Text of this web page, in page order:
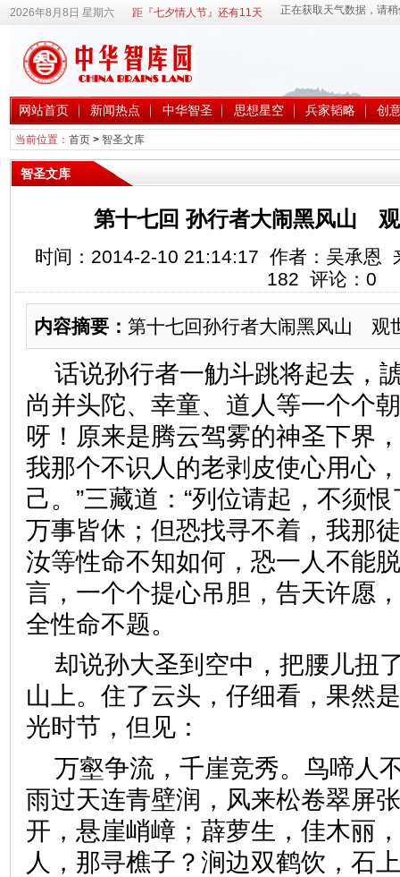
2026年8月8日 星期六 距『七夕情人节』还有11天
网站首页 新闻热点 中华智圣 思想星空 兵家韬略 创
当前位置： 首页> 智圣文库
智圣文库
第十七回 孙行者大闹黑风山
时间：2014-2-10 21:14:17 作者：吴承恩
182 评论： 0
内容摘要： 第十七回孙行者大闹黑风山 观
话说孙行者一觔斗跳将起去，
尚并头陀、幸童、道人等一个个
呀！原来是腾云驾雾的神圣下界
我那个不识人的老剥皮使心用心
己。”三藏道：“列位请起，不须
万事皆休；但恐找寻不着，我那
汝等性命不知如何，恐一人不能
言，一个个提心吊胆，告天许愿
全性命不题。
却说孙大圣到空中，把腰儿扭
山上。住了云头，仔细看，果然
光时节，但见：
万壑争流，千崖竞秀。鸟啼人
雨过天连青壁润，风来松卷翠屏
开，悬崖峭嶂；薜萝生，佳木丽
人，那寻樵子？涧边双鹤饮，石